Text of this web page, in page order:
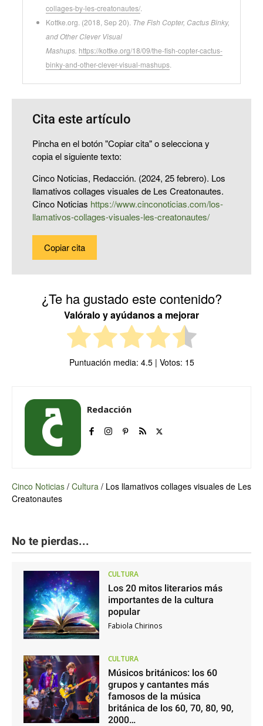
collages-by-les-creatonautes/.
Kottke.org. (2018, Sep 20). The Fish Copter, Cactus Binky,
and Other Clever Visual
Mashups. https://kottke.org/18/09/the-fish-copter-cactus-
binky-and-other-clever-visual-mashups.
Cita este artículo
Pincha en el botón "Copiar cita" o selecciona y
copia el siguiente texto:
Cinco Noticias, Redacción. (2024, 25 febrero). Los
llamativos collages visuales de Les Creatonautes.
Cinco Noticias https://www.cinconoticias.com/los-
llamativos-collages-visuales-les-creatonautes/
Copiar cita
¿Te ha gustado este contenido?
Valóralo y ayúdanos a mejorar
Puntuación media: 4.5| Votos: 15
Redacción
Cinco Noticias / Cultura / Los llamativos collages visuales de Les
Creatonautes
No te pierdas...
CULTURA
Los 20 mitos literarios más
importantes de la cultura
popular
Fabiola Chirinos
CULTURA
Músicos británicos: los 60
grupos y cantantes más
famosos de la música
británica de los 60, 70, 80, 90,
2000…